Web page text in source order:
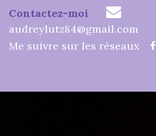
Contactez-moi
audreylutz84@gmail.com
Me suivre sur les réseaux